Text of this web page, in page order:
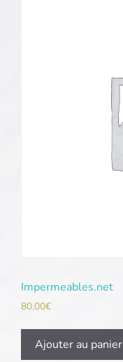
Impermeables.net
80,00€
Ajouter au panier